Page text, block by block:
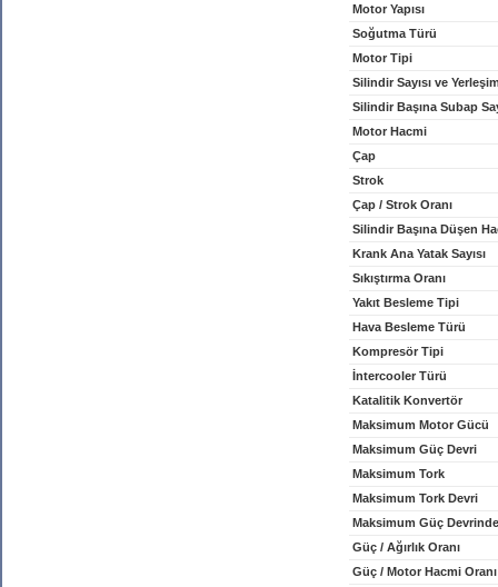
Motor Yapısı
Soğutma Türü
Motor Tipi
Silindir Sayısı ve
Silindir Başına Subap
Motor Hacmi
Çap
Strok
Çap / Strok Oranı
Silindir Başına Düşen
Krank Ana Yatak Sayısı
Sıkıştırma Oranı
Yakıt Besleme Tipi
Hava Besleme Türü
Kompresör Tipi
İntercooler Türü
Katalitik Konvertör
Maksimum Motor Gücü
Maksimum Güç Devri
Maksimum Tork
Maksimum Tork Devri
Maksimum Güç
Güç / Ağırlık Oranı
Güç / Motor Hacmi Oranı